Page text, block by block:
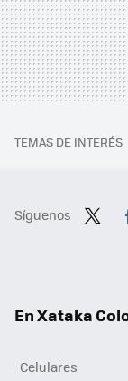
TEMAS DE INTERÉS
Síguenos
En Xataka
Celulares